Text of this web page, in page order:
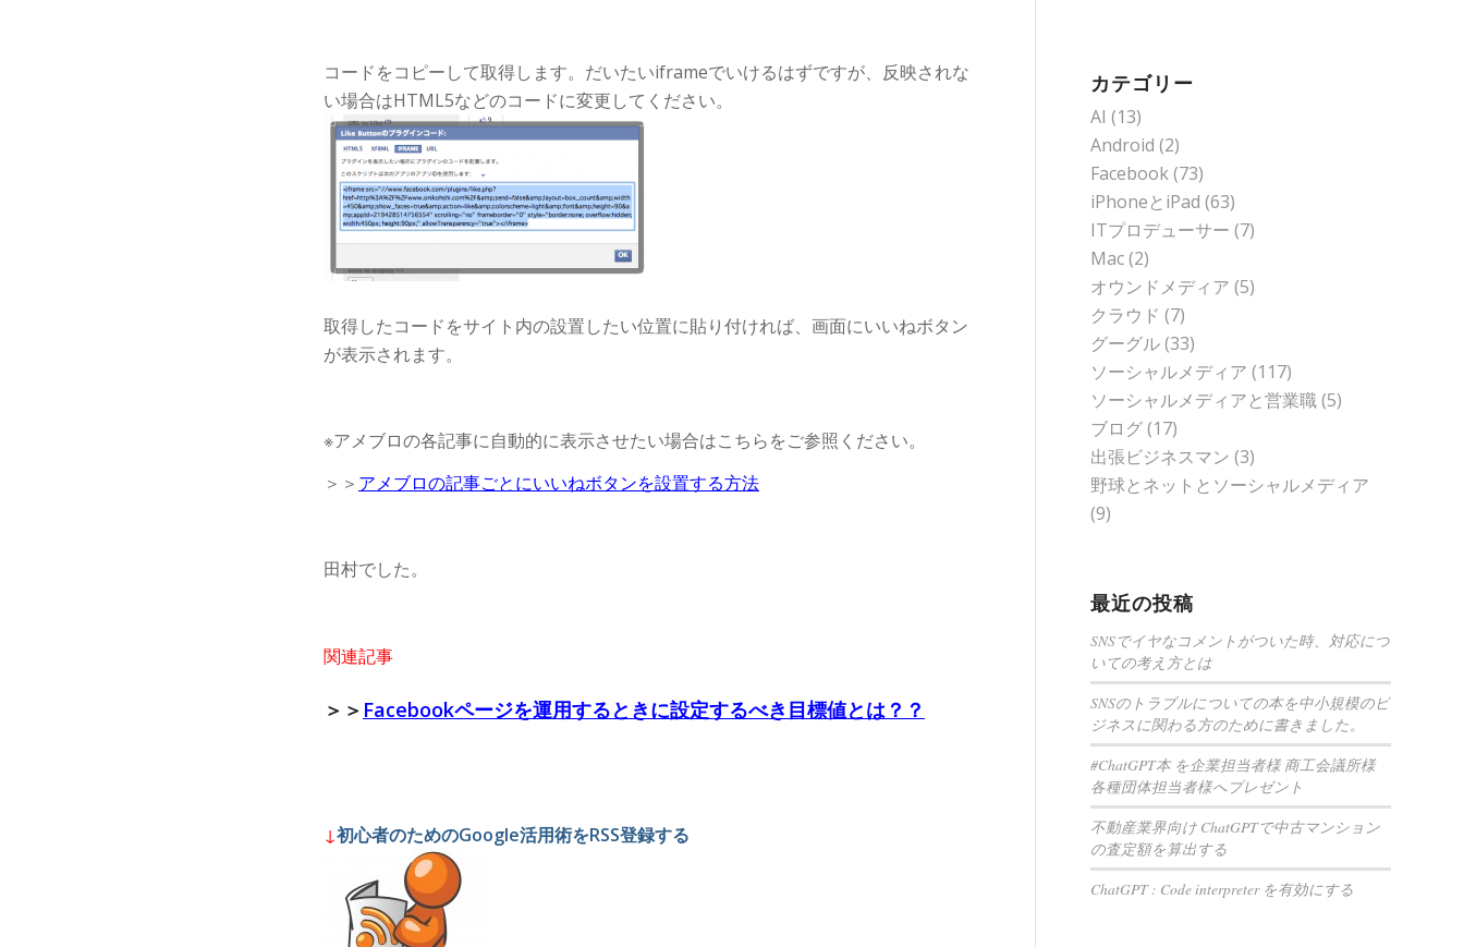
コードをコピーして取得します。だいたいiframeでいけるはずですが、反映されな
い場合はHTML5などのコードに変更してください。
取得したコードをサイト内の設置したい位置に貼り付ければ、画面にいいねボタン
が表示されます。
※アメブロの各記事に自動的に表示させたい場合はこちらをご参照ください。
＞＞ アメブロの記事ごとにいいねボタンを設置する方法
田村でした。
関連記事
＞＞ Facebookページを運用するときに設定するべき目標値とは？？
↓初心者のためのGoogle活用術をRSS登録する
カテゴリー
AI (13)
Android (2)
Facebook(73)
iPhoneとiPad (63)
ITプロデューサー (7)
Mac(2)
オウンドメディア (5)
クラウド (7)
グーグル(33)
ソーシャルメディア (117)
ソーシャルメディアと営業職(5)
ブログ(17)
出張ビジネスマン (3)
野球とネットとソーシャルメディア
(9)
最近の投稿
SNSでイヤなコメントがついた時、対応につ
いての考え方とは
SNSのトラブルについての本を中小規模のビ
ジネスに関わる方のために書きました。
#ChatGPT本 を企業担当者様 商工会議所様
各種団体担当者様へプレゼント
不動産業界向け ChatGPTで中古マンション
の査定額を算出する
ChatGPT : Code interpreter を有効にする